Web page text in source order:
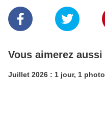
Vous aimerez aussi
Juillet 2026 : 1 jour, 1 photo